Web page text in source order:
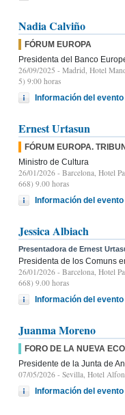
Nadia Calviño
FÓRUM EUROPA
Presidenta del Banco
26/09/2025 - Madrid, Hotel
5) 9:00 horas
Información del evento
Ernest Urtasun
FÓRUM EUROPA.
Ministro de Cultura
26/01/2026 - Barcelona, Hotel
668) 9.00 horas
Información del evento
Jessica Albiach
Presentadora de Ernest
Presidenta de los Comuns
26/01/2026 - Barcelona, Hotel
668) 9.00 horas
Información del evento
Juanma Moreno
FORO DE LA NUEVA
Presidente de la Junta de
07/05/2026 - Sevilla, Hotel
Información del evento